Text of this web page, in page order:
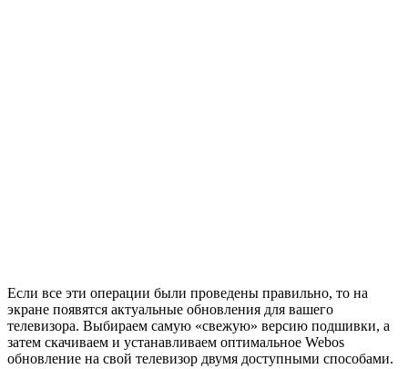
Если все эти операции были проведены правильно, то на
экране появятся актуальные обновления для вашего
телевизора. Выбираем самую «свежую» версию подшивки, а
затем скачиваем и устанавливаем оптимальное Webos
обновление на свой телевизор двумя доступными способами.